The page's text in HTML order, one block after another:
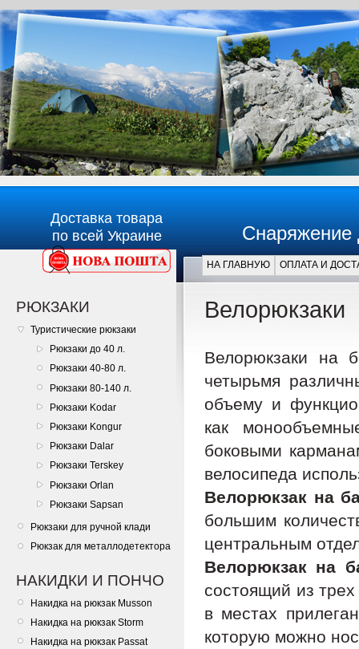
Доставка товара
по всей Украине
Снаряжение
НА ГЛАВНУЮ ОПЛАТА И
РЮКЗАКИ
Туристические рюкзаки
Рюкзаки до 40 л.
Рюкзаки 40-80 л.
Рюкзаки 80-140 л.
Рюкзаки Kodar
Рюкзаки Kongur
Рюкзаки Dalar
Рюкзаки Terskey
Рюкзаки Orlan
Рюкзаки Sapsan
Рюкзаки для ручной клади
Рюкзак для металлодетектора
НАКИДКИ И ПОНЧО
Накидка на рюкзак Musson
Накидка на рюкзак Storm
Накидка на рюкзак Passat
Главная
Велорюкзаки
Велорюкзаки на
четырьмя
объему и
как
боковыми
велосипеда
Велорюкзак на
большим
центральным
Велорюкзак на
состоящий из
в местах
которую можно